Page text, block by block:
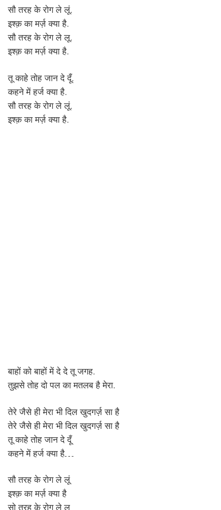
सौ तरह के रोग ले लूं.
इश्क़ का मर्ज़ क्या है.
सौ तरह के रोग ले लू.
इश्क़ का मर्ज़ क्या है.
तू काहे तोह जान दे दूँ.
कहने में हर्ज क्या है.
सौ तरह के रोग ले लूं.
इश्क़ का मर्ज़ क्या है.
बाहों को बाहों में दे दे तू जगह.
तुझसे तोह दो पल का मतलब है मेरा.
तेरे जैसे ही मेरा भी दिल खुदगर्ज़ सा है
तेरे जैसे ही मेरा भी दिल खुदगर्ज़ सा है
तू काहे तोह जान दे दूँ
कहने में हर्ज क्या है…
सौ तरह के रोग ले लूं
इश्क़ का मर्ज़ क्या है